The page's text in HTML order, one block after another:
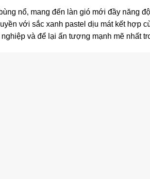
nổ, mang đến làn gió mới đầy năng
với sắc xanh pastel dịu mát kết hợp
và để lại ấn tượng mạnh mẽ nhất